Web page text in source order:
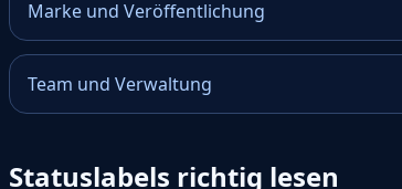
Marke und Veröffentlichung
Team und Verwaltung
Statuslabels richtig lesen